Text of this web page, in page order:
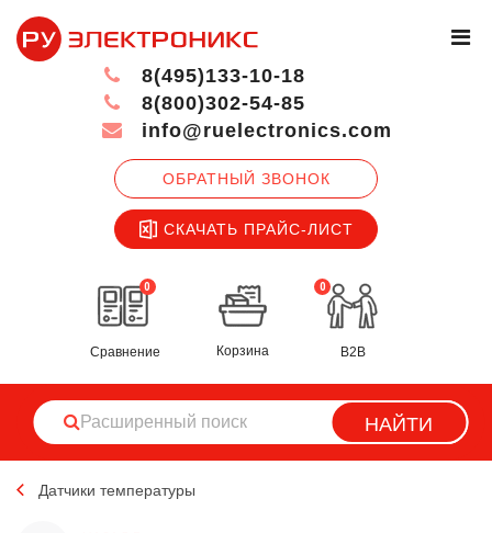
ОБРАТНЫЙ ЗВОНОК
СКАЧАТЬ ПРАЙС-ЛИСТ
8(495)133-10-18
8(800)302-54-85
info@ruelectronics.com
0
Сравнение
0
Корзина B2B
НАЙТИ
Датчики температуры